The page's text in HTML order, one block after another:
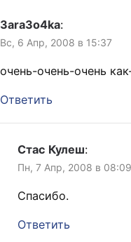
3ara3o4ka:
Вс, 6 Апр, 2008 в 15:37
очень-очень-очень
Ответить
Стас Кулеш:
Пн, 7 Апр, 2008 в 08:09
Спасибо.
Ответить